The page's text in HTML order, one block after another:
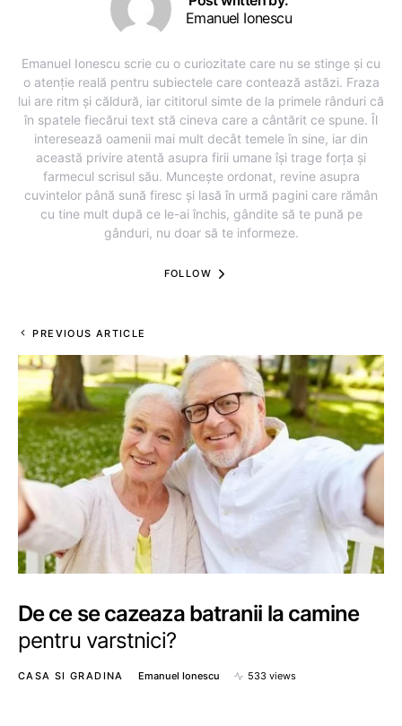
Emanuel Ionescu
Emanuel Ionescu scrie cu o curiozitate care nu se stinge și cu
o atenție reală pentru subiectele care contează astăzi. Fraza
lui are ritm și căldură, iar cititorul simte de la primele rânduri că
în spatele fiecărui text stă cineva care a cântărit ce spune. Îl
interesează oamenii mai mult decât temele în sine, iar din
această privire atentă asupra firii umane își trage forța și
farmecul scrisul său. Muncește ordonat, revine asupra
cuvintelor până sună firesc și lasă în urmă pagini care rămân
cu tine mult după ce le-ai închis, gândite să te pună pe
gânduri, nu doar să te informeze.
FOLLOW
PREVIOUS ARTICLE
De ce se cazeaza batranii la camine
pentru varstnici?
CASA SI GRADINA Emanuel Ionescu 533 views